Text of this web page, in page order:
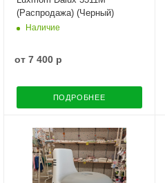
(Распродажа) (Черный)
Наличие
от 7 400 р
ПОДРОБНЕЕ